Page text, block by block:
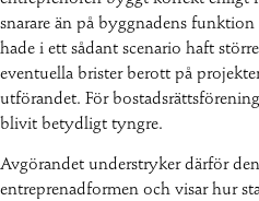
snarare än på byggnadens
hade i ett sådant scenario haft
eventuella brister berott på
utförandet. För
blivit betydligt tyngre.
Avgörandet understryker därför
entreprenadformen och visar hur